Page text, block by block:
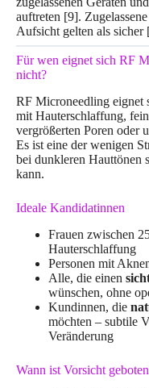
auftreten [9].
Aufsicht gelten als sicher
Für wen eignet sich RF
nicht?
RF Microneedling eignet
mit Hauterschlaffung,
vergrößerten Poren oder
Es ist eine der wenigen
bei dunkleren Hauttönen
kann.
Ideale Kandidatinnen
Frauen zwischen
Hauterschlaffung
Personen mit
Alle, die einen
wünschen, ohne
Kundinnen, die
möchten – subtile
Veränderung
Wann ist Vorsicht